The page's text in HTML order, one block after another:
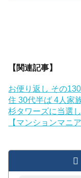
【関連記事】
お便り返し その
住 30代半ば 4人家
杉タワーズに当選
【マンションマニア